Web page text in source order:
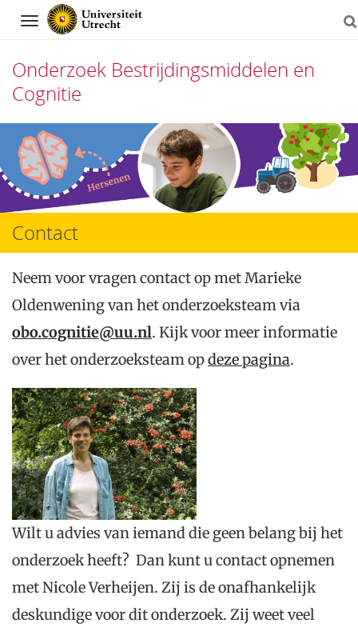
Navigation
Onderzoek Bestrijdingsmiddelen en
Cognitie
Direct
naar
het
inhoud
Contact
Neem voor vragen contact op met Marieke
Oldenwening van het onderzoeksteam via
obo.cognitie@uu.nl. Kijk voor meer informatie
over het onderzoeksteam opdeze pagina.
Wilt u advies van iemand die geen belang bij het
onderzoek heeft? Dan kunt u contact opnemen
met Nicole Verheijen. Zij is de onafhankelijk
deskundige voor dit onderzoek. Zij weet veel